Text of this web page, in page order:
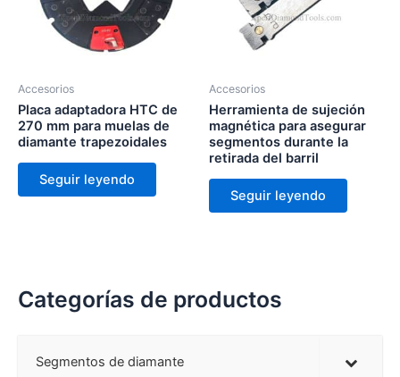
Accesorios
Placa adaptadora HTC de
270 mm para muelas de
diamante trapezoidales
Seguir leyendo
Accesorios
Herramienta de sujeción
magnética para asegurar
segmentos durante la
retirada del barril
Seguir leyendo
Categorías de productos
Segmentos de diamante